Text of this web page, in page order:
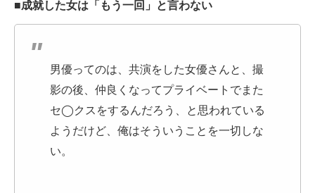
■成就した女は「もう一回」と言わない
男優ってのは、共演をした女優さんと、撮
影の後、仲良くなってプライベートでまた
セ◯クスをするんだろう、と思われている
ようだけど、俺はそういうことを一切しな
い。